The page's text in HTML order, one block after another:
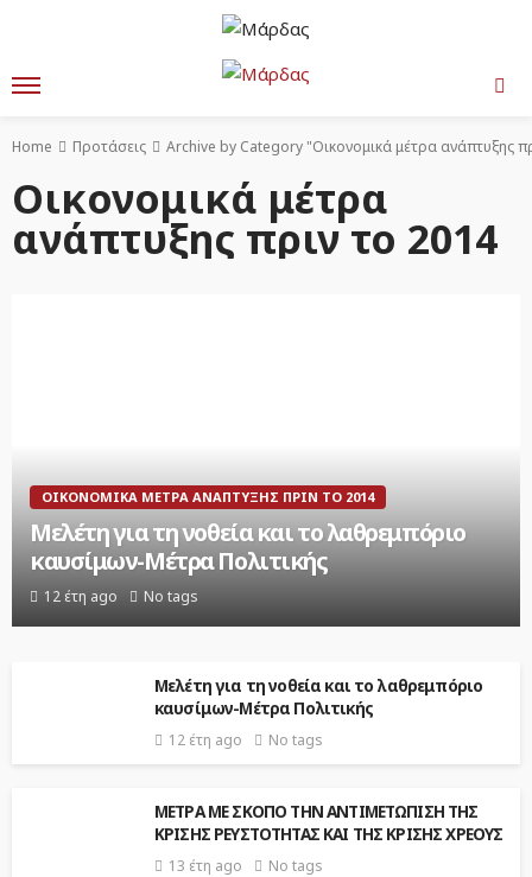
Home Προτάσεις Archive by Category "Οικονομικά μέτρα ανάπτυξης
Οικονομικά μέτρα
ανάπτυξης πριν το 2014
ΟΙΚΟΝΟΜΙΚΆ ΜΈΤΡΑ ΑΝΆΠΤΥΞΗΣ ΠΡΙΝ ΤΟ 2014
Μελέτη για τη νοθεία και το λαθρεμπόριο
καυσίμων-Μέτρα Πολιτικής
12 έτη ago No tags
Μελέτη για τη νοθεία και το λαθρεμπόριο
καυσίμων-Μέτρα Πολιτικής
12 έτη ago No tags
ΜΕΤΡΑ ΜΕ ΣΚΟΠΟ ΤΗΝ ΑΝΤΙΜΕΤΩΠΙΣΗ ΤΗΣ
ΚΡΙΣΗΣ ΡΕΥΣΤΟΤΗΤΑΣ ΚΑΙ ΤΗΣ ΚΡΙΣΗΣ ΧΡΕΟΥΣ
13 έτη ago No tags